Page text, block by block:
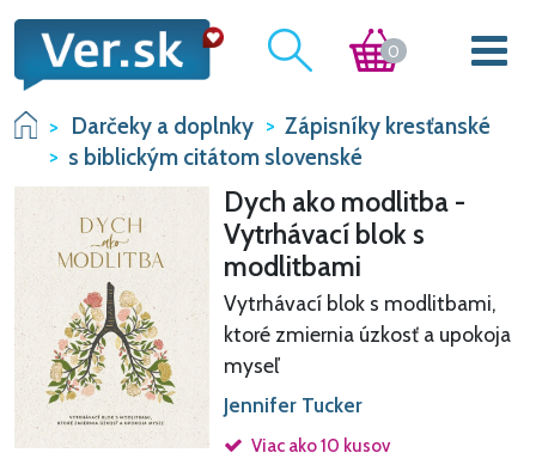
0
Darčeky a doplnky
Zápisníky kresťanské
s biblickým citátom slovenské
Dych ako modlitba -
Vytrhávací blok s
modlitbami
Vytrhávací blok s modlitbami,
ktoré zmiernia úzkosť a upokoja
myseľ
Jennifer Tucker
Viac ako 10 kusov